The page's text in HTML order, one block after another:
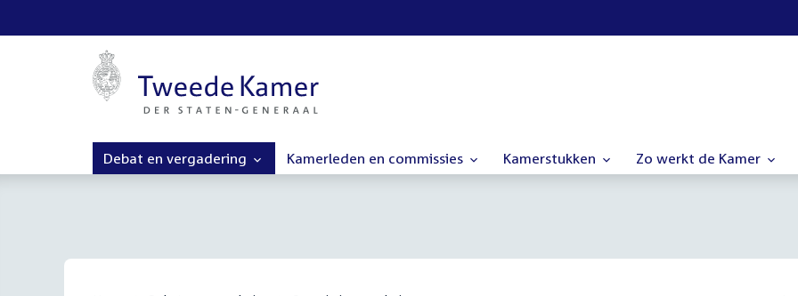
Debat en vergadering Kamerleden en commissies Kamerstukken Zo werkt de Kamer